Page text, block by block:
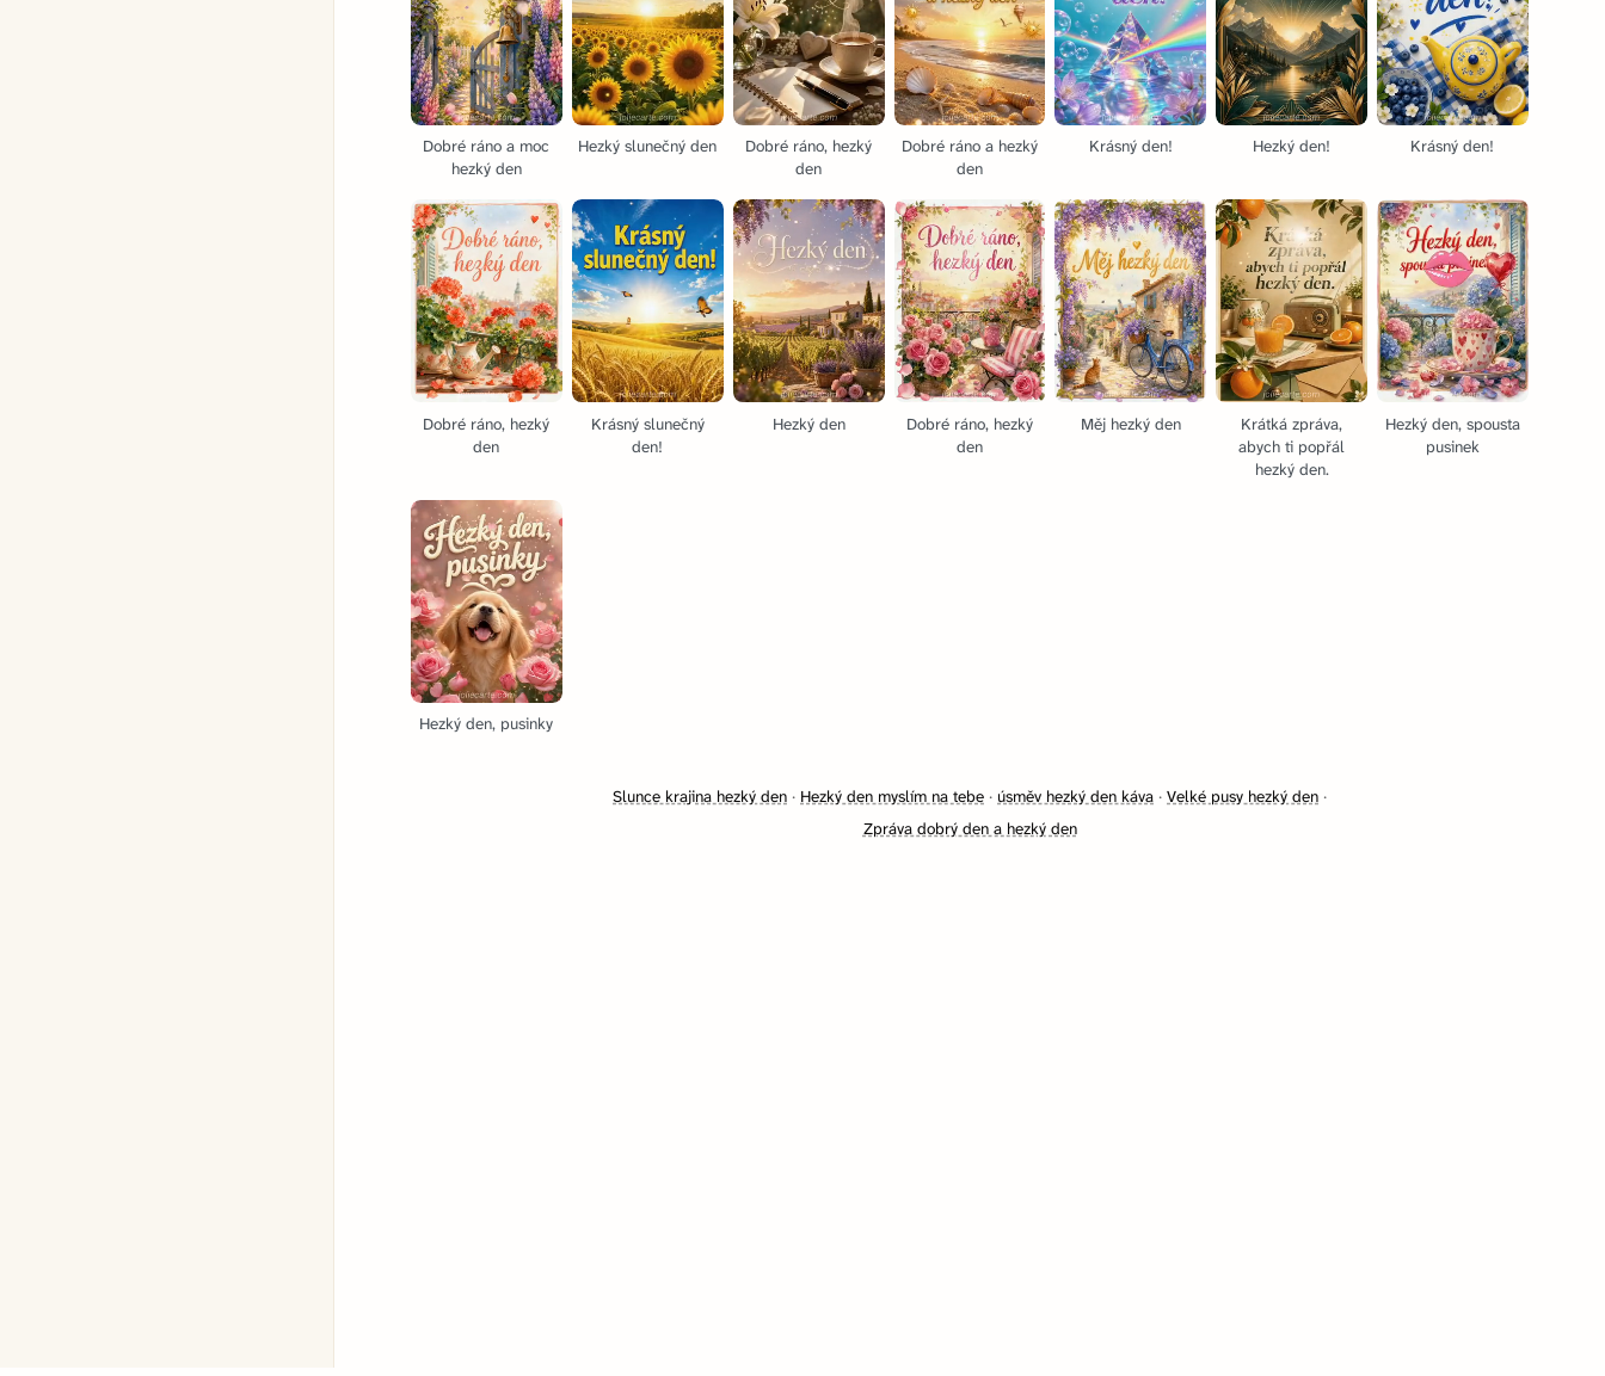
Dobré ráno a moc
hezký den
Hezký slunečný den
Dobré ráno, hezký
den
Dobré ráno a hezký
den
Krásný den! Hezký den! Krásný den!
Dobré ráno, hezký
den
Krásný slunečný
den!
Hezký den
Dobré ráno, hezký
den
Měj hezký den
Krátká zpráva,
abych ti popřál
hezký den.
Hezký den, spousta
pusinek
Hezký den, pusinky
Slunce krajina hezký den · Hezký den myslím na tebe · úsměv hezký den káva · Velké pusy hezký den ·
Zpráva dobrý den a hezký den